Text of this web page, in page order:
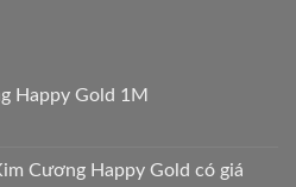
Happy Gold 1M
Cương Happy Gold có giá